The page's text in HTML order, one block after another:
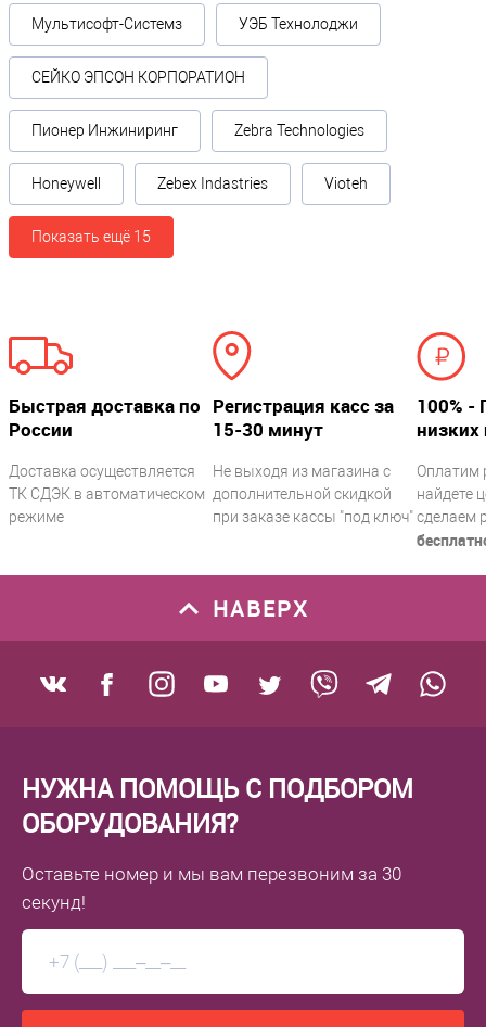
Мультисофт-Системз УЭБ Технолоджи
СЕЙКО ЭПСОН КОРПОРАТИОН
Пионер Инжиниринг Zebra Technologies
Honeywell Zebex Indastries Vioteh
Показать ещё 15
Быстрая доставка по
России
Доставка осуществляется
ТК СДЭК в автоматическом
режиме
Регистрация касс за
15-30 минут
Не выходя из магазина с
дополнительной скидкой
при заказе кассы "под ключ"
100% -
низких
Оплатим
найдете
сделаем
НАВЕРХ
НУЖНА ПОМОЩЬ С ПОДБОРОМ
ОБОРУДОВАНИЯ?
Оставьте номер и мы вам перезвоним за 30
секунд!